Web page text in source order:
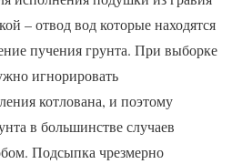
– отвод вод которые находятся
пучения грунта. При выборке
игнорировать
котлована, и поэтому
в большинстве случаев
Подсыпка чрезмерно